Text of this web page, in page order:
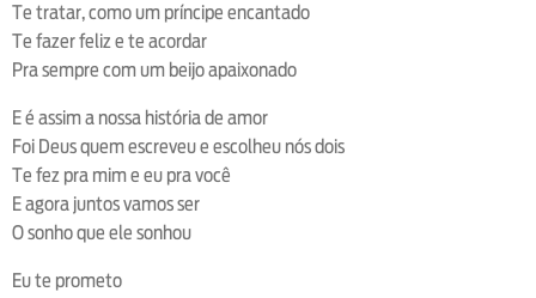
Te tratar, como um príncipe encantado
Te fazer feliz e te acordar
Pra sempre com um beijo apaixonado
E é assim a nossa história de amor
Foi Deus quem escreveu e escolheu nós dois
Te fez pra mim e eu pra você
E agora juntos vamos ser
O sonho que ele sonhou
Eu te prometo